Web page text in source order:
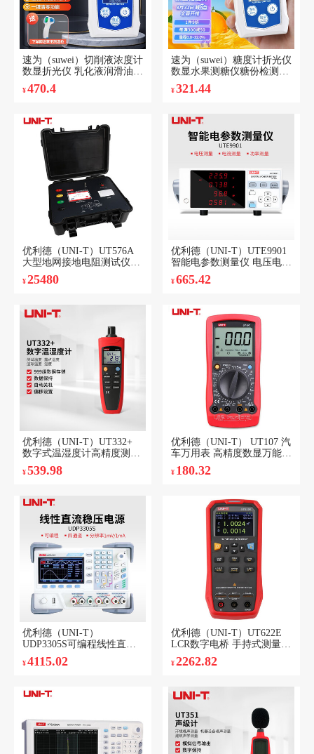
速为（suwei）切削液浓度计
数显折光仪 乳化液润滑油浓
度检测仪测量仪 SW-39S
¥470.4
速为（suwei）糖度计折光仪
数显水果测糖仪糖份检测仪
SW-32A量程(0.0~32.0%)1
¥321.44
优利德（UNI-T）UT576A
大型地网接地电阻测试仪可
测土壤电阻率5A电流400V
电压
¥25480
优利德（UNI-T）UTE9901
智能电参数测量仪 电压电流
功率因素数功率计 UTE9901
¥665.42
优利德（UNI-T）UT332+
数字式温湿度计高精度测温
仪工业家用婴儿房电子温度
计
¥539.98
优利德（UNI-T） UT107 汽
车万用表 高精度数显万能表
多用表转速闭合角测量（频
率/温度12V电池测试)
¥ 180.32
优利德（UNI-T）
UDP3305S可编程线性直流
电源 四通道高精度稳压维修
电源
¥4115.02
优利德（UNI-T）UT622E
LCR数字电桥 手持式测量
高精度电阻电感电容表测试
仪
¥2262.82